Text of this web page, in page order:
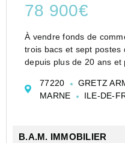
78 900€
À vendre fonds de
trois bacs et sept postes
depuis plus de 20 ans et
situé dans une zone
77220 GRETZ
MARNE
ILE-DE-
B.A.M. IMMOBILIER